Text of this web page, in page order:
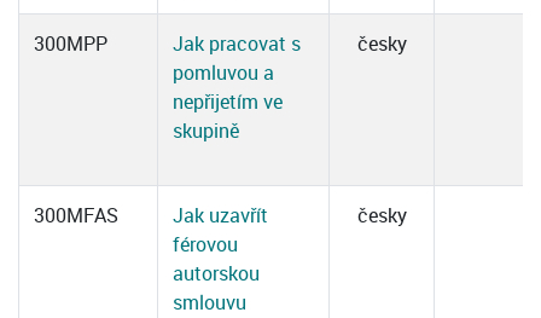
300MPP
Jak pracovat s
pomluvou a
nepřijetím ve
skupině
česky
300MFAS
Jak uzavřít
férovou
autorskou
smlouvu
česky